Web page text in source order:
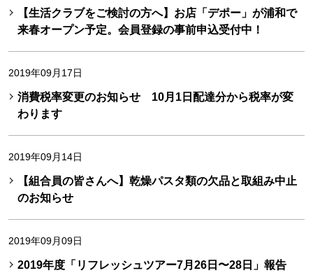
【生活クラブをご検討の方へ】お店「デポー」が浦和で
来春オープン予定。会員登録の事前申込受付中！
2019年09月17日
消費税率変更のお知らせ 10月1日配達分から税率が変
わります
2019年09月14日
【組合員の皆さんへ】乾燥パスタ類の欠品と取組み中止
のお知らせ
2019年09月09日
2019年度「リフレッシュツアー7月26日〜28日」報告